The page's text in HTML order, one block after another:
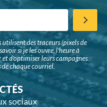
utilisent des traceurs (pixels de
si je les ouvre, l'heure à
d'optimiser leurs campagnes.
chaque courriel.
sociaux